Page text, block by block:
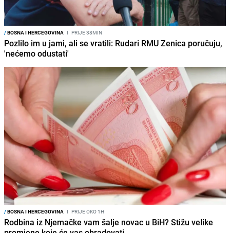
/BOSNA I HERCEGOVINA I PRIJE 38MIN
Pozlilo im u jami, ali se vratili: Rudari RMU Zenica poručuju,
'nećemo odustati'
/BOSNA I HERCEGOVINA I PRIJE OKO 1H
Rodbina iz Njemačke vam šalje novac u BiH? Stižu velike